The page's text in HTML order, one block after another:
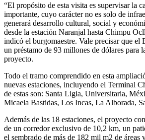
“El propósito de esta visita es supervisar la
importante, cuyo carácter no es solo de
generará desarrollo cultural, social y
desde la estación Naranjal hasta Chimpu
indicó el burgomaestre. Vale precisar que el
un préstamo de 93 millones de dólares para
proyecto.
Todo el tramo comprendido en esta
nuevas estaciones, incluyendo el Terminal
de estas son: Santa Ligia, Universitaria,
Micaela Bastidas, Los Incas, La Alborada,
Además de las 18 estaciones, el proyecto
de un corredor exclusivo de 10,2 km, un
el sembrado de más de 182 mil m2 de áreas